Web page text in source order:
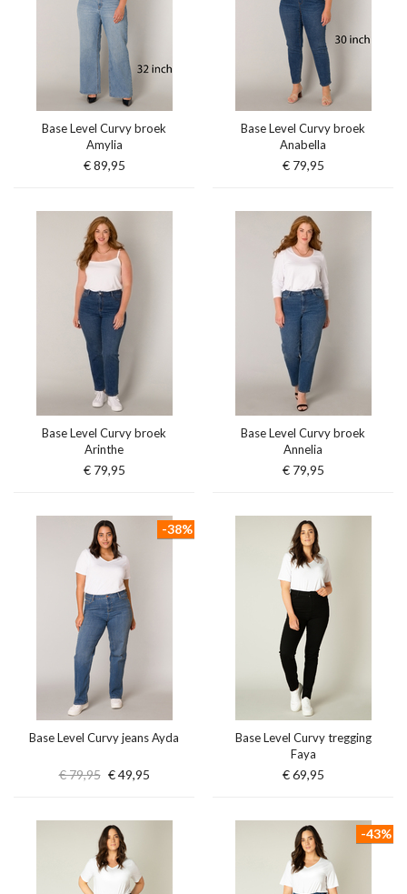
Base Level Curvy broek
Amylia
€ 89,95
Base Level Curvy broek
Anabella
€ 79,95
Base Level Curvy broek
Arinthe
€ 79,95
Base Level Curvy broek
Annelia
€ 79,95
Base Level Curvy jeans Ayda
€ 79,95 € 49,95
-38%
Base Level Curvy tregging
Faya
€ 69,95
-43%